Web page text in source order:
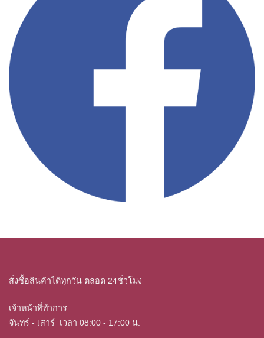
สั่งซื้อสินค้าได้ทุกวัน ตลอด 24ชั่วโมง
เจ้าหน้าที่ทำการ
จันทร์ - เสาร์ เวลา 08:00 - 17:00 น.